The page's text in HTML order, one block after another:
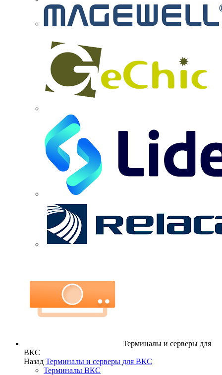
Терминалы и серверы для
ВКС
Назад Терминалы и серверы для ВКС
Терминалы ВКС